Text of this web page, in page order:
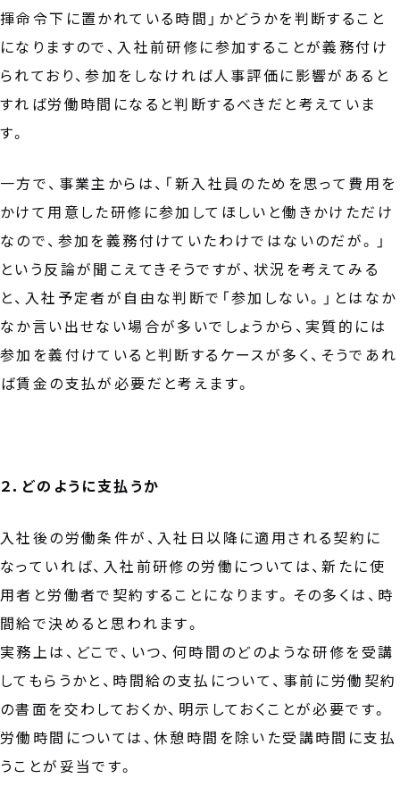
揮命令下に置かれている時間」かどうかを判断すること
になりますので、入社前研修に参加することが義務付け
られており、参加をしなければ人事評価に影響があると
すれば労働時間になると判断するべきだと考えていま
す。
一方で、事業主からは、「新入社員のためを思って費用を
かけて用意した研修に参加してほしいと働きかけただけ
なので、参加を義務付けていたわけではないのだが。」
という反論が聞こえてきそうですが、状況を考えてみる
と、入社予定者が自由な判断で「参加しない。」とはなか
なか言い出せない場合が多いでしょうから、実質的には
参加を義付けていると判断するケースが多く、そうであれ
ば賃金の支払が必要だと考えます。
２．どのように支払うか
入社後の労働条件が、入社日以降に適用される契約に
なっていれば、入社前研修の労働については、新たに使
用者と労働者で契約することになります。その多くは、時
間給で決めると思われます。
実務上は、どこで、いつ、何時間のどのような研修を受講
してもらうかと、時間給の支払について、事前に労働契約
の書面を交わしておくか、明示しておくことが必要です。
労働時間については、休憩時間を除いた受講時間に支払
うことが妥当です。